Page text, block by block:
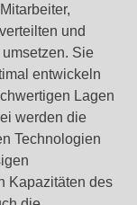
und
Sie
entwickeln
Lagen
werden die
Technologien
Kapazitäten des